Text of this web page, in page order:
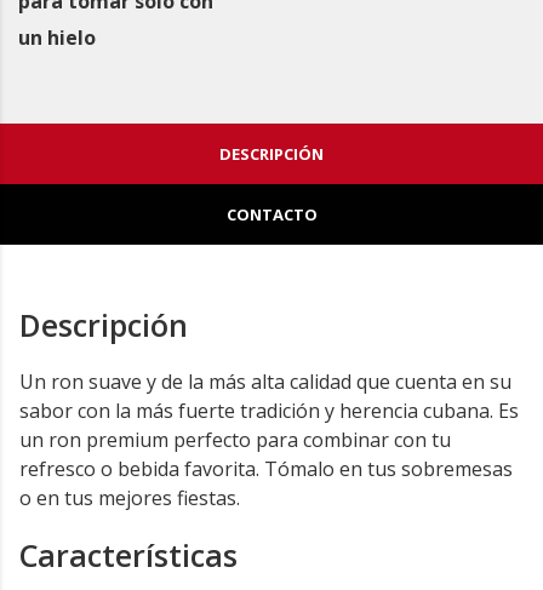
un hielo
DESCRIPCIÓN
CONTACTO
Descripción
Un ron suave y de la más alta calidad que cuenta en su
sabor con la más fuerte tradición y herencia cubana. Es
un ron premium perfecto para combinar con tu
refresco o bebida favorita. Tómalo en tus sobremesas
o en tus mejores fiestas.
Características